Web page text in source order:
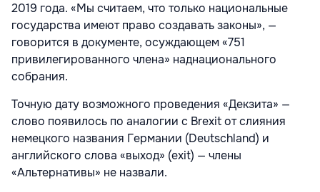
2019 года. «Мы считаем, что только национальные
государства имеют право создавать законы», —
говорится в документе, осуждающем «751
привилегированного члена» наднационального
собрания.
Точную дату возможного проведения «Декзита» —
слово появилось по аналогии с Brexit от слияния
немецкого названия Германии (Deutschland) и
английского слова «выход» (exit) — члены
«Альтернативы» не назвали.